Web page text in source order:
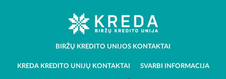
BIRŽŲ KREDITO UNIJOS KONTAKTAI
KREDA KREDITO UNIJŲ KONTAKTAI SVARBI INFORMACIJA